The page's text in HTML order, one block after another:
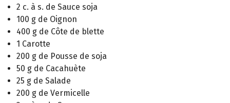
2 c. à s. de Sauce soja
100 g de Oignon
400 g de Côte de blette
1 Carotte
200 g de Pousse de soja
50 g de Cacahuète
25 g de Salade
200 g de Vermicelle